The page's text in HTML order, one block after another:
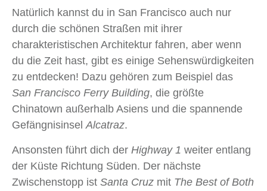
Natürlich kannst du in San Francisco auch nur
durch die schönen Straßen mit ihrer
charakteristischen Architektur fahren, aber wenn
du die Zeit hast, gibt es einige Sehenswürdigkeiten
zu entdecken! Dazu gehören zum Beispiel das
San Francisco Ferry Building, die größte
Chinatown außerhalb Asiens und die spannende
GefängnisinselAlcatraz.
Ansonsten führt dich der Highway 1 weiter entlang
der Küste Richtung Süden. Der nächste
Zwischenstopp ist Santa Cruz mit The Best of Both